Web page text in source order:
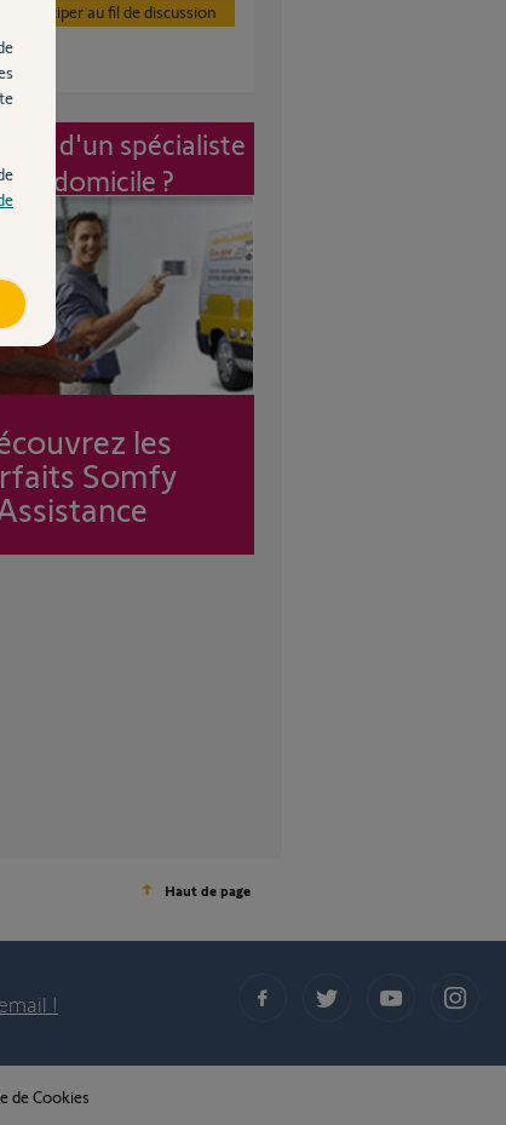
Participer au fil de discussion
d'un spécialiste
domicile ?
les
Somfy
Haut de page
!
de Cookies